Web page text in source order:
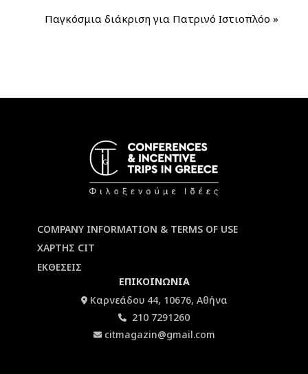
Παγκόσμια διάκριση για Πατρινό Ιστιοπλόο »
COMPANY INFORMATION & TERMS OF USE
ΧΑΡΤΗΣ CIT
ΕΚΘΕΣΕΙΣ
ΕΠΙΚΟΙΝΩΝΙΑ
Καρνεάδου 44, 10676, Αθήνα
210 7291260
citmagazin@gmail.com